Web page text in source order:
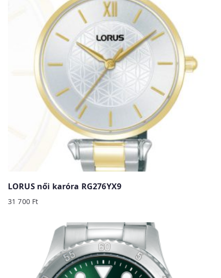
LORUS női karóra RG276YX9
31 700 Ft